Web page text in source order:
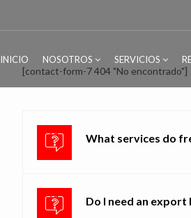
INICIO NOSOTROS SERVICIOS
[contact-form-7 404 "No encontrado"]
What services do
Do I need an